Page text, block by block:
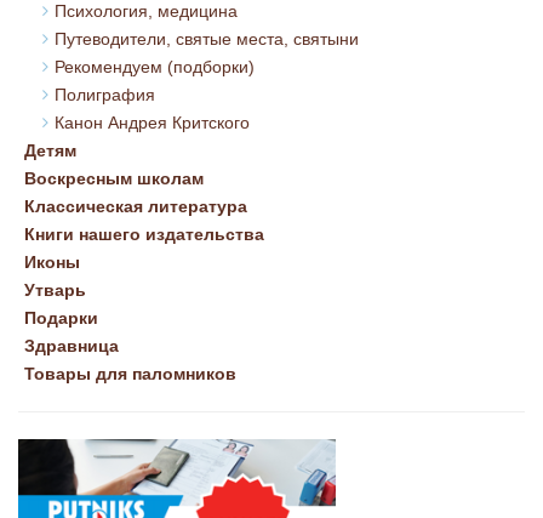
Психология, медицина
Путеводители, святые места, святыни
Рекомендуем (подборки)
Полиграфия
Канон Андрея Критского
Детям
Воскресным школам
Классическая литература
Книги нашего издательства
Иконы
Утварь
Подарки
Здравница
Товары для паломников